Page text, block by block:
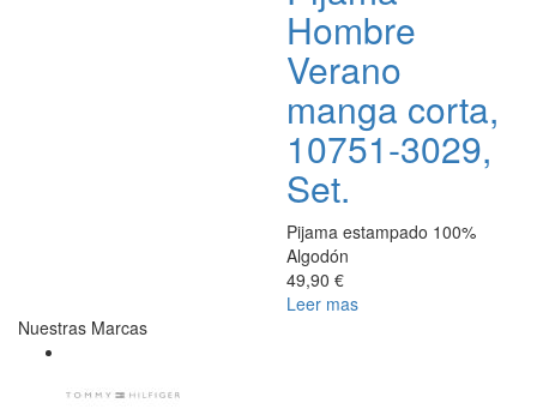
Hombre
Verano
manga corta,
10751-3029,
Set.
Pijama estampado 100%
Algodón
49,90 €
Leer mas
Nuestras Marcas